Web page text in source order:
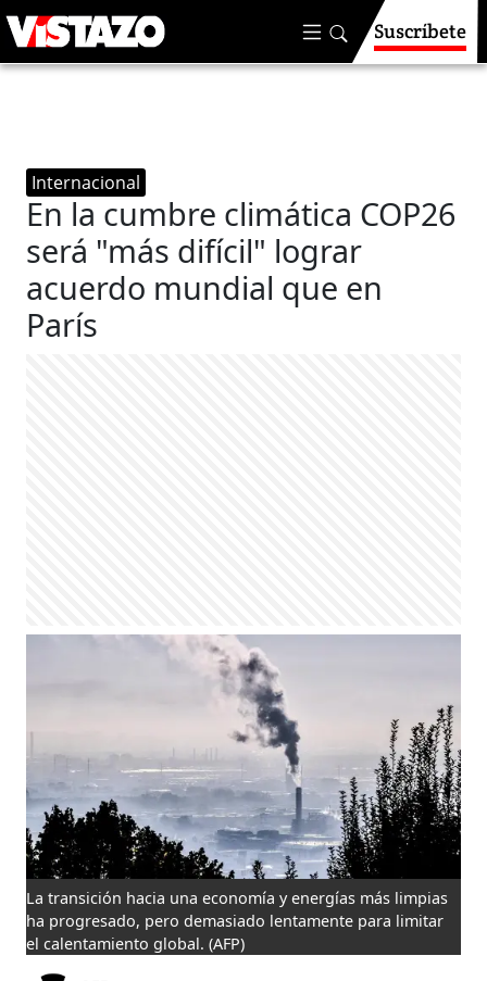
Suscríbete
Internacional
En la cumbre climática COP26
será "más difícil" lograr
acuerdo mundial que en
París
La transición hacia una economía y energías más limpias
ha progresado, pero demasiado lentamente para limitar
el calentamiento global. (AFP)